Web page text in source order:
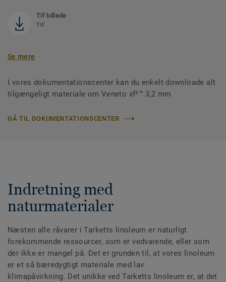
Tif billede
TIF
Se mere
I vores dokumentationscenter kan du enkelt downloade alt
tilgængeligt materiale om Veneto xf²™ 3,2 mm
GÅ TIL DOKUMENTATIONSCENTER
Indretning med
naturmaterialer
Næsten alle råvarer i Tarketts linoleum er naturligt
forekommende ressourcer, som er vedvarende, eller som
der ikke er mangel på. Det er grunden til, at vores linoleum
er et så bæredygtigt materiale med lav
klimapåvirkning. Det unikke ved Tarketts linoleum er, at det